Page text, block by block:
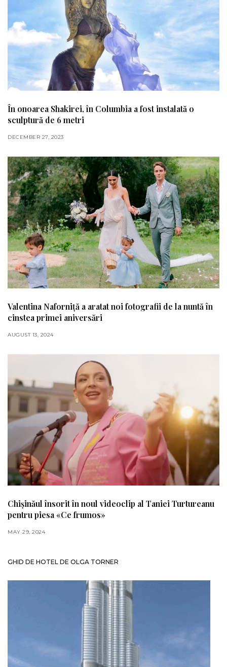
În onoarea Shakirei, în Columbia a fost instalată o
sculptură de 6 metri
DECEMBER 27, 2023
Valentina Naforniță a aratat noi fotografii de la nuntă în
cinstea primei aniversări
AUGUST 13, 2024
Chișinăul însorit în noul videoclip al Taniei Turtureanu
pentru piesa «Ce frumos»
MAY 29, 2024
GHID DE HOTEL DE OLGA TORNER